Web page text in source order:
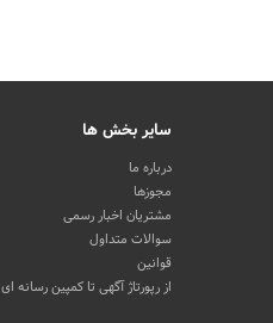
سایر بخش ها
درباره ما
مجوزها
مشتریان اخبار رسمی
سوالات متداول
قوانین
از رپورتاژ آگهی تا کمپین رسانه ای